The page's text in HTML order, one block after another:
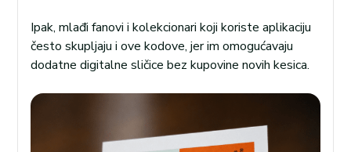
Ipak, mlađi fanovi i kolekcionari koji koriste aplikaciju
često skupljaju i ove kodove, jer im omogućavaju
dodatne digitalne sličice bez kupovine novih kesica.